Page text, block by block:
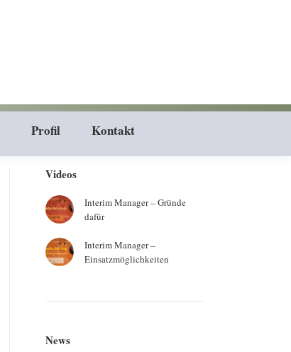
Profil Kontakt
Videos
Interim Manager – Gründe
dafür
Interim Manager –
Einsatzmöglichkeiten
News